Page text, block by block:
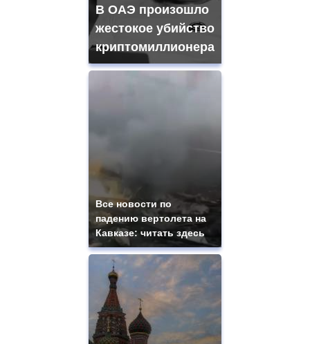
В ОАЭ произошло
жестокое убийство
криптомиллионера
Все новости по
падению вертолета на
Кавказе: читать здесь